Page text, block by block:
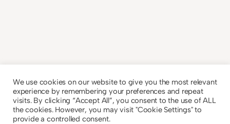
We use cookies on our website to give you the most relevant
experience by remembering your preferences and repeat
visits. By clicking “Accept All”, you consent to the use of ALL
the cookies. However, you may visit "Cookie Settings" to
provide a controlled consent.